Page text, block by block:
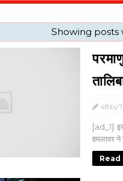
Showing
[ad_1]
हमलावर ने
Read